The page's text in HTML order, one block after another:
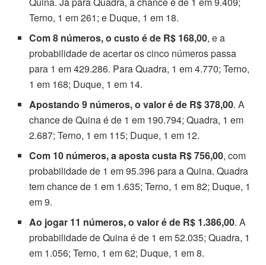
Terno, 1 em 261; e Duque, 1 em 18.
Com 8 números, o custo é de R$ 168,00, e a
probabilidade de acertar os cinco números passa
para 1 em 429.286. Para Quadra, 1 em 4.770; Terno,
1 em 168; Duque, 1 em 14.
Apostando 9 números, o valor é de R$ 378,00. A
chance de Quina é de 1 em 190.794; Quadra, 1 em
2.687; Terno, 1 em 115; Duque, 1 em 12.
Com 10 números, a aposta custa R$ 756,00, com
probabilidade de 1 em 95.396 para a Quina. Quadra
tem chance de 1 em 1.635; Terno, 1 em 82; Duque, 1
em 9.
Ao jogar 11 números, o valor é de R$ 1.386,00. A
probabilidade de Quina é de 1 em 52.035; Quadra, 1
em 1.056; Terno, 1 em 62; Duque, 1 em 8.